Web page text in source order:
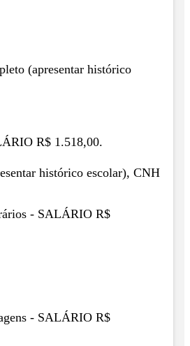
(apresentar histórico
R$ 1.518,00.
histórico escolar), CNH
- SALÁRIO R$
- SALÁRIO R$